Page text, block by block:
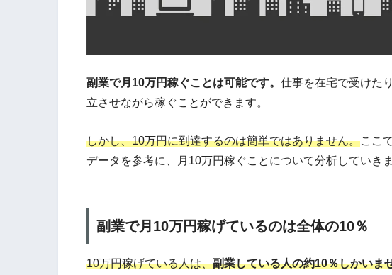
副業で月10万円稼ぐことは可能です。 仕事を在宅で受けた
立させながら稼ぐことができます。
しかし、10万円に到達するのは簡単ではありません。ここ
データを参考に、月10万円稼ぐことについて分析していきま
副業で月10万円稼げているのは全体の10％
10万円稼げている人は、副業している人の約10％しかいま